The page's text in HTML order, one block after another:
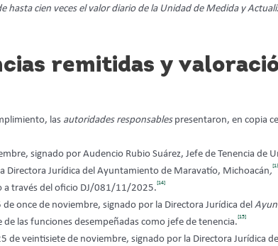
hasta cien veces el valor diario de la Unidad de Medida y
remitidas y
las autoridades responsablespresentaron, en copia
signado por Audencio Rubio Suárez, Jefe de Tenencia de
Directora Jurídica del Ayuntamiento de Maravatío, Michoacán,
a través del oficio DJ/081/11/2025.
[14]
once de noviembre, signado por la Directora Jurídica del
las funciones desempeñadas como jefe de tenencia.
[15]
de veintisiete de noviembre, signado por la Directora Jurídica